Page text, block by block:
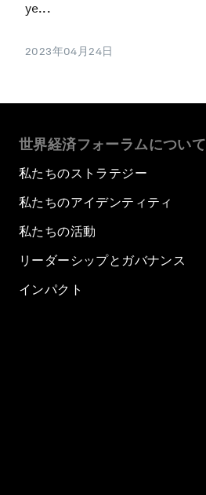
ye...
2023年04月24日
世界経済フォーラムについて
私たちのストラテジー
私たちのアイデンティティ
私たちの活動
リーダーシップとガバナンス
インパクト